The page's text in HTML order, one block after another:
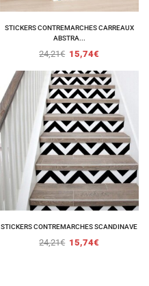
STICKERS CONTREMARCHES CARREAUX
ABSTRA...
24,21€ 15,74€
STICKERS CONTREMARCHES SCANDINAVE
24,21€ 15,74€